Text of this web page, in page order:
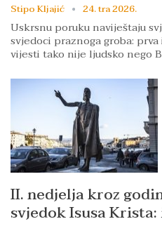
Stipo Kljajić 24. tra 2026.
Uskrsnu poruku naviještaju
svjedoci praznoga groba:
vijesti tako nije ljudsko nego
II. nedjelja kroz
svjedok Isusa